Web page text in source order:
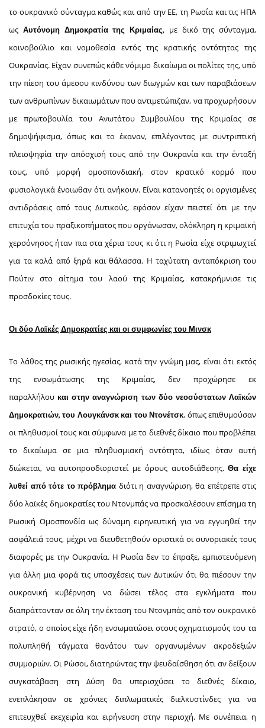
το ουκρανικό σύνταγμα καθώς και από την ΕΕ, τη Ρωσία και τις ΗΠΑ
ως Αυτόνομη Δημοκρατία της Κριμαίας,
με δικό της σύνταγμα,
κοινοβούλιο και νομοθεσία εντός της κρατικής οντότητας της
Ουκρανίας. Είχαν συνεπώς κάθε νόμιμο δικαίωμα οι πολίτες της, υπό
την πίεση του άμεσου κινδύνου των διωγμών και των παραβιάσεων
των ανθρωπίνων δικαιωμάτων που αντιμετώπιζαν, να προχωρήσουν
με πρωτοβουλία του Ανωτάτου Συμβουλίου της Κριμαίας σε
δημοψήφισμα, όπως και το έκαναν, επιλέγοντας με συντριπτική
πλειοψηφία την απόσχισή τους από την Ουκρανία και την ένταξή
τους, υπό μορφή ομοσπονδιακή, στον κρατικό κορμό που
φυσιολογικά ένοιωθαν ότι ανήκουν. Είναι κατανοητές οι οργισμένες
αντιδράσεις από τους Δυτικούς, εφόσον είχαν πειστεί ότι με την
επιτυχία του πραξικοπήματος που οργάνωσαν, ολόκληρη η κριμαϊκή
χερσόνησος ήταν πια στα χέρια τους κι ότι η Ρωσία είχε στριμωχτεί
για τα καλά από ξηρά και θάλασσα. Η ταχύτατη ανταπόκριση του
Πούτιν στο αίτημα του λαού της Κριμαίας, κατακρήμνισε τις
προσδοκίες τους.
Οι δύο Λαϊκές Δημοκρατίες και οι συμφωνίες του Μινσκ
Το λάθος της ρωσικής ηγεσίας, κατά την γνώμη μας, είναι ότι εκτός
της ενσωμάτωσης της Κριμαίας, δεν προχώρησε εκ
παραλλήλου και στην αναγνώριση των δύο νεοσύστατων Λαϊκών
Δημοκρατιών, του Λουγκάνσκ και του Ντονέτσκ, όπως επιθυμούσαν
οι πληθυσμοί τους και σύμφωνα με το διεθνές δίκαιο που προβλέπει
το δικαίωμα σε μια πληθυσμιακή οντότητα, ιδίως όταν αυτή
διώκεται, να αυτοπροσδιοριστεί με όρους αυτοδιάθεσης.Θα είχε
λυθεί από τότε το πρόβλημα διότι η αναγνώριση, θα επέτρεπε στις
δύο λαϊκές δημοκρατίες του Ντονμπάς να προσκαλέσουν επίσημα τη
Ρωσική Ομοσπονδία ως δύναμη ειρηνευτική για να εγγυηθεί την
ασφάλειά τους, μέχρι να διευθετηθούν οριστικά οι συνοριακές τους
διαφορές με την Ουκρανία. Η Ρωσία δεν το έπραξε, εμπιστευόμενη
για άλλη μια φορά τις υποσχέσεις των Δυτικών ότι θα πιέσουν την
ουκρανική κυβέρνηση να δώσει τέλος στα εγκλήματα που
διαπράττονταν σε όλη την έκταση του Ντονμπάς από τον ουκρανικό
στρατό, ο οποίος είχε ήδη ενσωματώσει στους σχηματισμούς του τα
πολυπληθή τάγματα θανάτου των οργανωμένων ακροδεξιών
συμμοριών. Οι Ρώσοι, διατηρώντας την ψευδαίσθηση ότι αν δείξουν
συγκατάβαση στη Δύση θα υπερισχύσει το διεθνές δίκαιο,
ενεπλάκησαν σε χρόνιες διπλωματικές διελκυστίνδες για να
επιτευχθεί εκεχειρία και ειρήνευση στην περιοχή. Με συνέπεια, η